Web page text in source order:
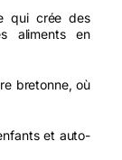
qui crée des
aliments en
bretonne, où
et auto-